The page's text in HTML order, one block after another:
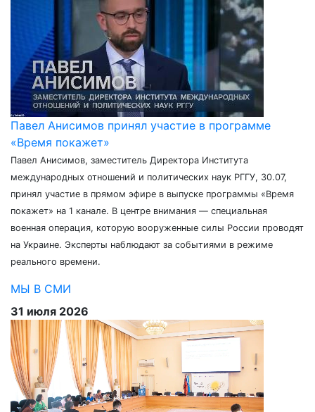
Павел Анисимов принял участие в программе
«Время покажет»
Павел Анисимов, заместитель Директора Института
международных отношений и политических наук РГГУ, 30.07,
принял участие в прямом эфире в выпуске программы «Время
покажет» на 1 канале. В центре внимания — специальная
военная операция, которую вооруженные силы России проводят
на Украине. Эксперты наблюдают за событиями в режиме
реального времени.
МЫ В СМИ
31 июля 2026